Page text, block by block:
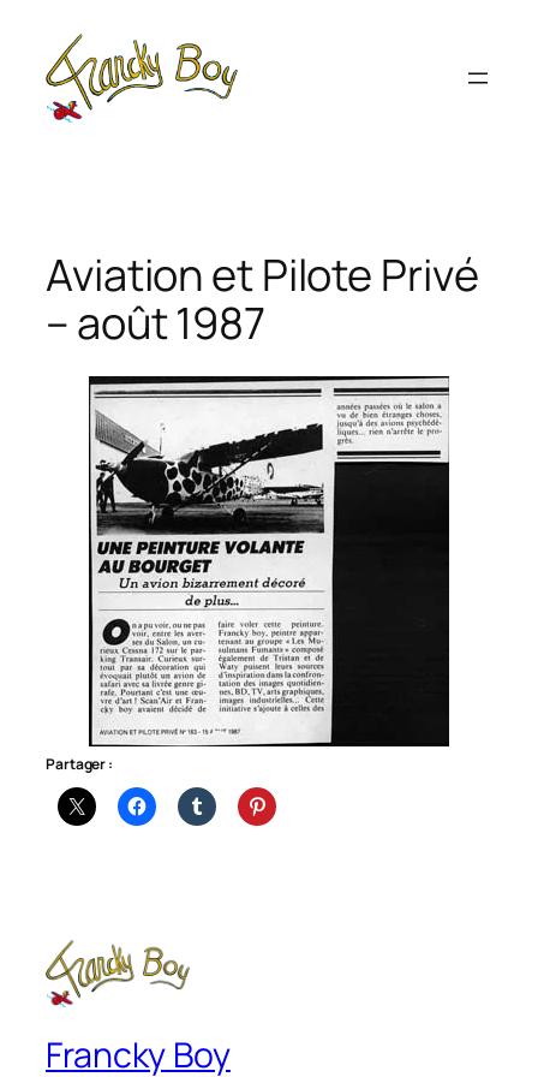
contenu
Aviation et Pilote Privé
– août 1987
Partager :
Francky Boy